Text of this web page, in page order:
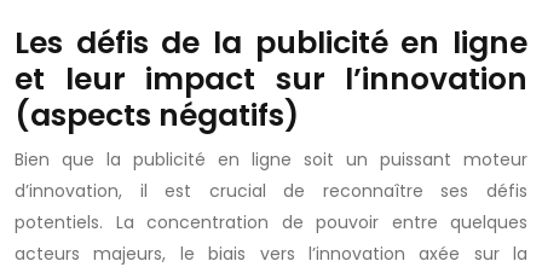
Les défis de la publicité en ligne
et leur impact sur l’innovation
(aspects négatifs)
Bien que la publicité en ligne soit un puissant moteur
d’innovation, il est crucial de reconnaître ses défis
potentiels. La concentration de pouvoir entre quelques
acteurs majeurs, le biais vers l’innovation axée sur la